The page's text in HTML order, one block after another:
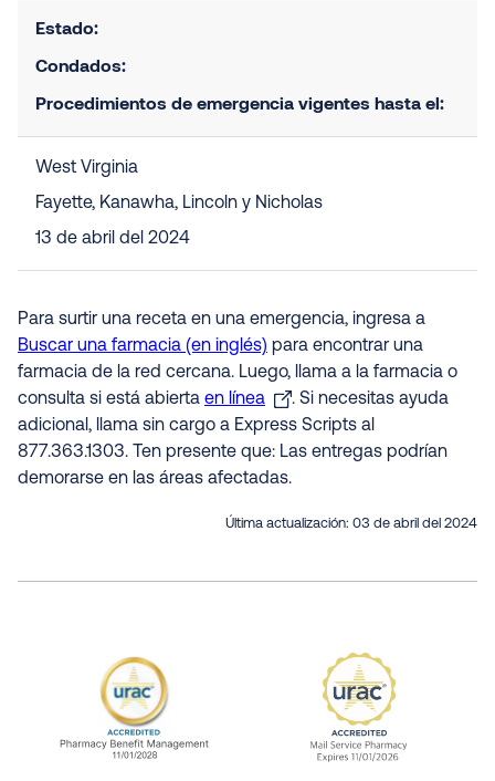
Estado:
Condados:
Procedimientos de emergencia vigentes hasta el:
West Virginia
Fayette, Kanawha, Lincoln y Nicholas
13 de abril del 2024
Para surtir una receta en una emergencia, ingresa a
Buscar una farmacia (en inglés) para encontrar una
farmacia de la red cercana. Luego, llama a la farmacia o
consulta si está abierta en línea
. Si necesitas ayuda
adicional, llama sin cargo a Express Scripts al
877.363.1303. Ten presente que: Las entregas podrían
demorarse en las áreas afectadas.
Última actualización: 03 de abril del 2024